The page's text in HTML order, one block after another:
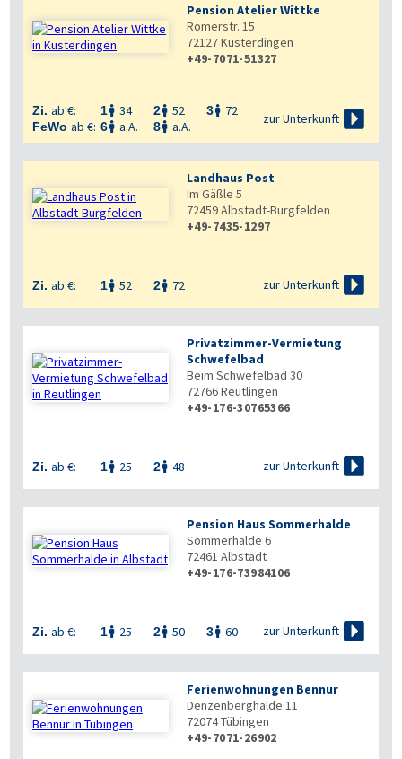
Pension Atelier Wittke
Römerstr. 15
72127Kusterdingen
+49-7071-51327
Zi. ab €: 1 34 2 52 3 72
FeWo ab €: 6 a.A. 8 a.A.
zur Unterkunft 
Landhaus Post
Im Gäßle 5
72459Albstadt-Burgfelden
+49-7435-1297
Zi. ab €: 1 52 2 72 zur Unterkunft 
Privatzimmer-Vermietung
Schwefelbad
Beim Schwefelbad 30
72766Reutlingen
+49-176-30765366
Zi. ab €: 1 25 2 48 zur Unterkunft 
Pension Haus Sommerhalde
Sommerhalde 6
72461 Albstadt
+49-176-73984106
Zi. ab €: 1 25 2 50 3 60 zur Unterkunft 
Ferienwohnungen Bennur
Denzenberghalde 11
72074Tübingen
+49-7071-26902